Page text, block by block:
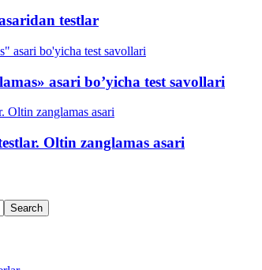
testlar
asari bo’yicha test savollari
Oltin zanglamas asari